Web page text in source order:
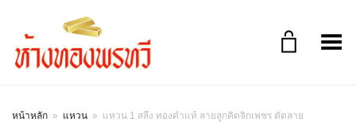
Toggle Menu
หน้าหลัก » แหวน » แหวน 1 สลึง ทองคำแท้ ลายลูกคิดจิกเพชร ตัดลาย